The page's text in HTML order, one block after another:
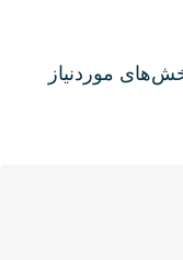
موردنیاز